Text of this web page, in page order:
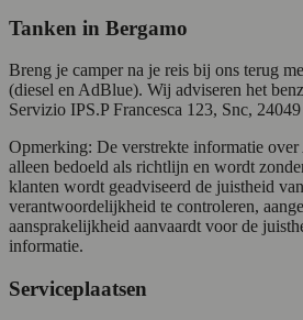
Tanken in Bergamo
Breng je camper na je reis bij ons terug
(diesel en AdBlue). Wij adviseren het
Servizio IPS.P Francesca 123, Snc,
Opmerking: De verstrekte informatie
alleen bedoeld als richtlijn en wordt
klanten wordt geadviseerd de juistheid
verantwoordelijkheid te controleren,
aansprakelijkheid aanvaardt voor de
informatie.
Serviceplaatsen